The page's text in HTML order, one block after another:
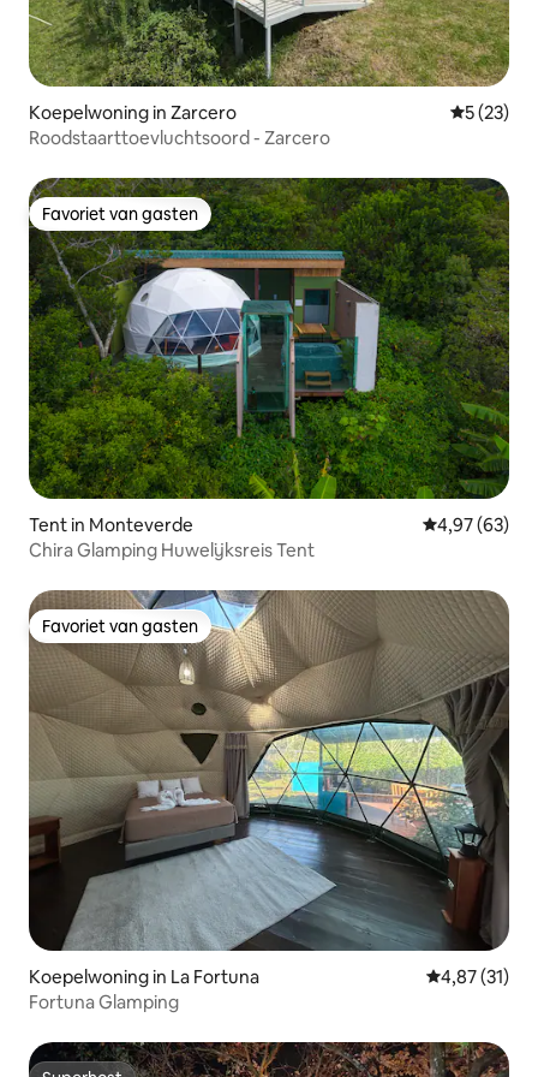
Koepelwoning in Zarcero
5 (23)
Roodstaarttoevluchtsoord - Zarcero
Favoriet van gasten
Favoriet van gasten
Tent in Monteverde Gemiddelde
4,97 (63)
Chira Glamping Huwelijksreis Tent
Favoriet van gasten
Favoriet van gasten
Koepelwoning in La Fortuna Gemiddelde
4,87 (31)
Fortuna Glamping